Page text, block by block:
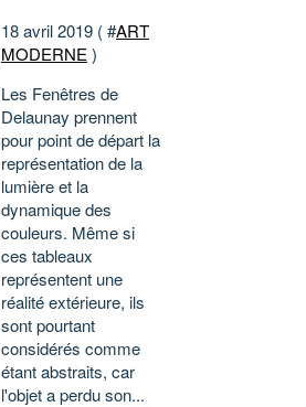
18 avril 2019 ( #ART
MODERNE )
Les Fenêtres de
Delaunay prennent
pour point de départ la
représentation de la
lumière et la
dynamique des
couleurs. Même si
ces tableaux
représentent une
réalité extérieure, ils
sont pourtant
considérés comme
étant abstraits, car
l'objet a perdu son...